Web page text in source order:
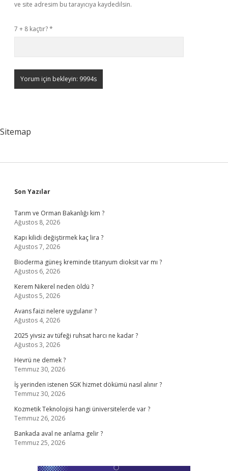
ve site adresim bu tarayıcıya kaydedilsin.
7 + 8 kaçtır?*
Sitemap
Sidebar
Son Yazılar
Tarım ve Orman Bakanlığı kim ?
Ağustos 8, 2026
Kapı kilidi değiştirmek kaç lira ?
Ağustos 7, 2026
Bioderma güneş kreminde titanyum dioksit var mı ?
Ağustos 6, 2026
Kerem Nikerel neden öldü ?
Ağustos 5, 2026
Avans faizi nelere uygulanır ?
Ağustos 4, 2026
2025 yivsiz av tüfeği ruhsat harcı ne kadar ?
Ağustos 3, 2026
Hevrü ne demek ?
Temmuz 30, 2026
İş yerinden istenen SGK hizmet dökümü nasıl alınır ?
Temmuz 30, 2026
Kozmetik Teknolojisi hangi üniversitelerde var ?
Temmuz 26, 2026
Bankada aval ne anlama gelir ?
Temmuz 25, 2026